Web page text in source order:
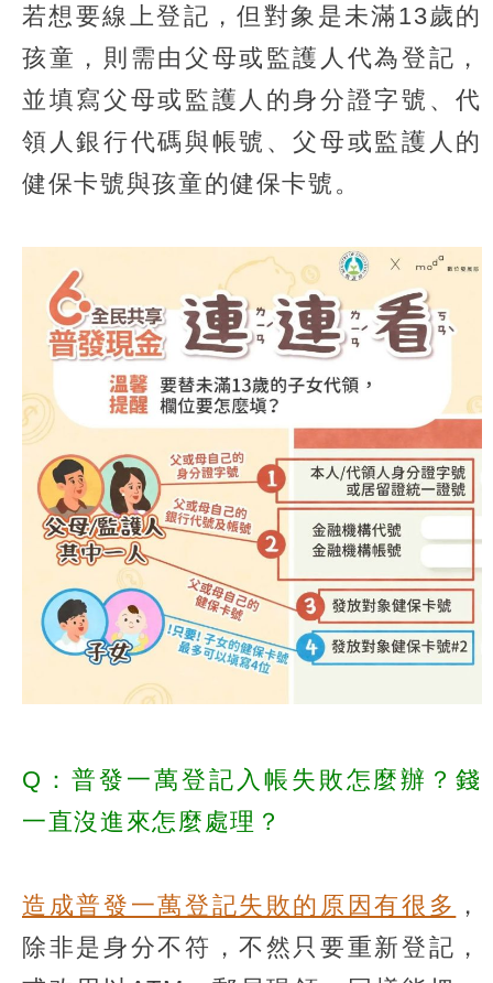
若想要線上登記，但對象是未滿13歲的
孩童，則需由父母或監護人代為登記，
並填寫父母或監護人的身分證字號、代
領人銀行代碼與帳號、父母或監護人的
健保卡號與孩童的健保卡號。
Q：普發一萬登記入帳失敗怎麼辦？錢
一直沒進來怎麼處理？
造成普發一萬登記失敗的原因有很多 ，
除非是身分不符，不然只要重新登記，